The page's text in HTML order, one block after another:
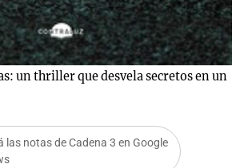
un thriller que desvela secretos en un
las notas de Cadena 3 en Google